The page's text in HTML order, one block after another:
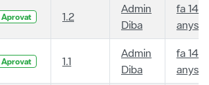
Aprovat 1.2
Admin
Diba
fa 14
anys
Aprovat 1.1
Admin
Diba
fa 14
anys